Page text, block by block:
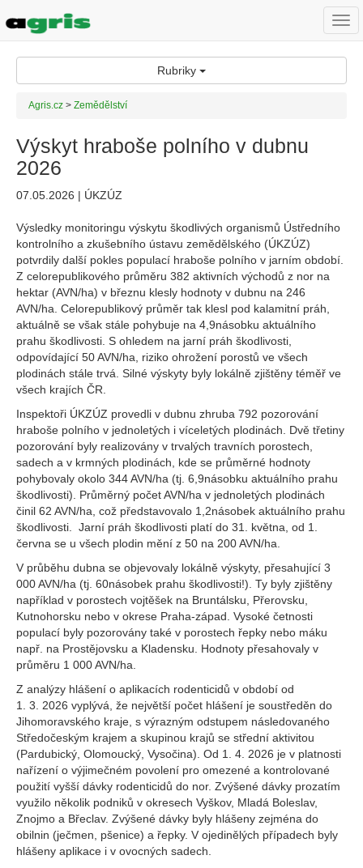
Rubriky
Agris.cz > Zemědělství
Výskyt hraboše polního v dubnu
2026
07.05.2026 | ÚKZÚZ
Výsledky monitoringu výskytu škodlivých organismů Ústředního
kontrolního a zkušebního ústavu zemědělského (ÚKZÚZ)
potvrdily další pokles populací hraboše polního v jarním období.
Z celorepublikového průměru 382 aktivních východů z nor na
hektar (AVN/ha) v březnu klesly hodnoty v dubnu na 246
AVN/ha. Celorepublikový průměr tak klesl pod kalamitní práh,
aktuálně se však stále pohybuje na 4,9násobku aktuálního
prahu škodlivosti. S ohledem na jarní práh škodlivosti,
odpovídající 50 AVN/ha, riziko ohrožení porostů ve všech
plodinách stále trvá. Silné výskyty byly lokálně zjištěny téměř ve
všech krajích ČR.
Inspektoři ÚKZÚZ provedli v dubnu zhruba 792 pozorování
hraboše polního v jednoletých i víceletých plodinách. Dvě třetiny
pozorování byly realizovány v trvalých travních porostech,
sadech a v krmných plodinách, kde se průměrné hodnoty
pohybovaly okolo 344 AVN/ha (tj. 6,9násobku aktuálního prahu
škodlivosti). Průměrný počet AVN/ha v jednoletých plodinách
činil 62 AVN/ha, což představovalo 1,2násobek aktuálního prahu
škodlivosti. Jarní práh škodlivosti platí do 31. května, od 1.
června se u všech plodin mění z 50 na 200 AVN/ha.
V průběhu dubna se objevovaly lokálně výskyty, přesahující 3
000 AVN/ha (tj. 60násobek prahu škodlivosti!). Ty byly zjištěny
například v porostech vojtěšek na Bruntálsku, Přerovsku,
Kutnohorsku nebo v okrese Praha-západ. Vysoké četnosti
populací byly pozorovány také v porostech řepky nebo máku
např. na Prostějovsku a Kladensku. Hodnoty přesahovaly v
průměru 1 000 AVN/ha.
Z analýzy hlášení o aplikacích rodenticidů v období od
1. 3. 2026 vyplývá, že největší počet hlášení je soustředěn do
Jihomoravského kraje, s výrazným odstupem následovaného
Středočeským krajem a skupinou krajů se střední aktivitou
(Pardubický, Olomoucký, Vysočina). Od 1. 4. 2026 je v platnosti
nařízení o výjimečném povolení pro omezené a kontrolované
použití vyšší dávky rodenticidů do nor. Zvýšené dávky prozatím
využilo několik podniků v okresech Vyškov, Mladá Boleslav,
Znojmo a Břeclav. Zvýšené dávky byly hlášeny zejména do
obilnin (ječmen, pšenice) a řepky. V ojedinělých případech byly
hlášeny aplikace i v ovocných sadech.